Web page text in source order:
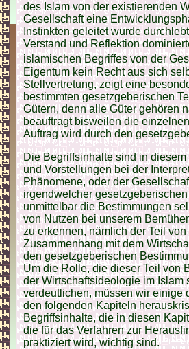
des Islam von der existierenden
Gesellschaft eine
Instinkten geleitet wurde
Verstand und Reflektion
islamischen Begriffes von der
Eigentum kein Recht aus sich
Stellvertretung, zeigt eine
bestimmten gesetzgeberischen
Gütern, denn alle Güter gehören
beauftragt bisweilen die
Auftrag wird durch den
Die Begriffsinhalte sind in
und Vorstellungen bei der
Phänomene, oder der
irgendwelcher
unmittelbar die Bestimmungen
von Nutzen bei unserem
zu erkennen, nämlich der Teil
Zusammenhang mit dem
den gesetzgeberischen
Um die Rolle, die dieser Teil von
der Wirtschaftsideologie im
verdeutlichen, müssen wir einige
den folgenden Kapiteln
Begriffsinhalte, die in diesen
die für das Verfahren zur
praktiziert wird, wichtig sind.